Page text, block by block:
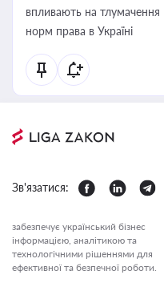
впливають на тлумачення
норм права в Україні
Зв'язатися:
забезпечує український бізнес
інформацією, аналітикою та
технологічними рішеннями для
ефективної та безпечної роботи.